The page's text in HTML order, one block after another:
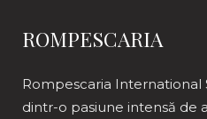
ROMPESCARIA
Rompescaria International
dintr-o pasiune intensă de